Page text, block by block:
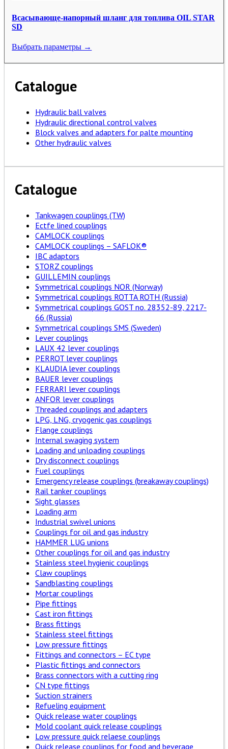
Всасывающе-напорный шланг для топлива OIL STAR
SD
Выбрать параметры →
Catalogue
Hydraulic ball valves
Hydraulic directional control valves
Block valves and adapters for palte mounting
Other hydraulic valves
Catalogue
Tankwagen couplings (TW)
Ectfe lined couplings
CAMLOCK couplings
CAMLOCK couplings – SAFLOK®
IBC adaptors
STORZ couplings
GUILLEMIN couplings
Symmetrical couplings NOR (Norway)
Symmetrical couplings ROTTA ROTH (Russia)
Symmetrical couplings GOST no. 28352-89, 2217-
66 (Russia)
Symmetrical couplings SMS (Sweden)
Lever couplings
LAUX 42 lever couplings
PERROT lever couplings
KLAUDIA lever couplings
BAUER lever couplings
FERRARI lever couplings
ANFOR lever couplings
Threaded couplings and adapters
LPG, LNG, cryogenic gas couplings
Flange couplings
Internal swaging system
Loading and unloading couplings
Dry disconnect couplings
Fuel couplings
Emergency release couplings (breakaway couplings)
Rail tanker couplings
Sight glasses
Loading arm
Industrial swivel unions
Couplings for oil and gas industry
HAMMER LUG unions
Other couplings for oil and gas industry
Stainless steel hygienic couplings
Claw couplings
Sandblasting couplings
Mortar couplings
Pipe fittings
Cast iron fittings
Brass fittings
Stainless steel fittings
Low pressure fittings
Fittings and connectors – EC type
Plastic fittings and connectors
Brass connectors with a cutting ring
CN type fittings
Suction strainers
Refueling equipment
Quick release water couplings
Mold coolant quick release couplings
Low pressure quick relaese couplings
Quick release couplings for food and beverage